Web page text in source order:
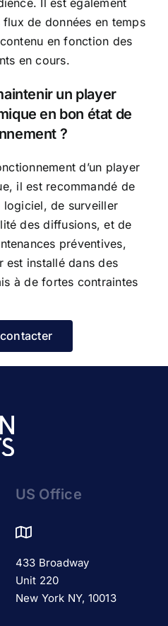
de données en temps
en fonction des
en cours.
un player
en bon état de
?
d’un player
il est recommandé de
logiciel, de surveiller
des diffusions, et de
préventives,
est installé dans des
à de fortes contraintes
US Office
433 Broadway
Unit 220
New York NY, 10013